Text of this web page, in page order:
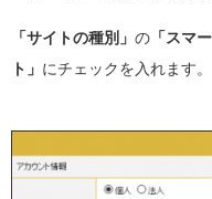
「サイトの種別」 の 「スマ
ト」 にチェックを入れます。